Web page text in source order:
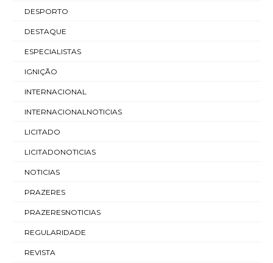
DESPORTO
DESTAQUE
ESPECIALISTAS
IGNIÇÃO
INTERNACIONAL
INTERNACIONALNOTICIAS
LICITADO
LICITADONOTICIAS
NOTICIAS
PRAZERES
PRAZERESNOTICIAS
REGULARIDADE
REVISTA